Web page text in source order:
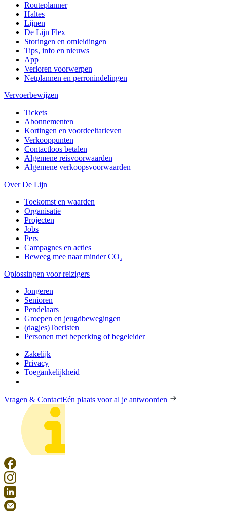
Routeplanner
Haltes
Lijnen
De Lijn Flex
Storingen en omleidingen
Tips, info en nieuws
App
Verloren voorwerpen
Netplannen en perronindelingen
Vervoerbewijzen
Tickets
Abonnementen
Kortingen en voordeeltarieven
Verkooppunten
Contactloos betalen
Algemene reisvoorwaarden
Algemene verkoopsvoorwaarden
Over De Lijn
Toekomst en waarden
Organisatie
Projecten
Jobs
Pers
Campagnes en acties
Beweeg mee naar minder CO₂
Oplossingen voor reizigers
Jongeren
Senioren
Pendelaars
Groepen en jeugdbewegingen
(dagjes)Toeristen
Personen met beperking of begeleider
Zakelijk
Privacy
Toegankelijkheid
Vragen & ContactEén plaats voor al je antwoorden